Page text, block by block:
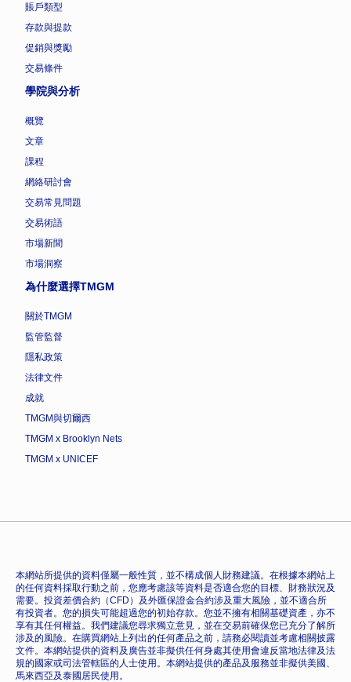
賬戶類型
存款與提款
促銷與獎勵
交易條件
學院與分析
概覽
文章
課程
網絡研討會
交易常見問題
交易術語
市場新聞
市場洞察
為什麼選擇TMGM
關於TMGM
監管監督
隱私政策
法律文件
成就
TMGM與切爾西
TMGM x Brooklyn Nets
TMGM x UNICEF
本網站所提供的資料僅屬一般性質，並不構成個人財務建議。在根據本網站上
的任何資料採取行動之前，您應考慮該等資料是否適合您的目標、財務狀況及
需要。投資差價合約（CFD）及外匯保證金合約涉及重大風險，並不適合所
有投資者。您的損失可能超過您的初始存款。您並不擁有相關基礎資產，亦不
享有其任何權益。我們建議您尋求獨立意見，並在交易前確保您已充分了解所
涉及的風險。在購買網站上列出的任何產品之前，請務必閱讀並考慮相關披露
文件。本網站提供的資料及廣告並非擬供任何身處其使用會違反當地法律及法
規的國家或司法管轄區的人士使用。本網站提供的產品及服務並非擬供美國、
馬來西亞及泰國居民使用。